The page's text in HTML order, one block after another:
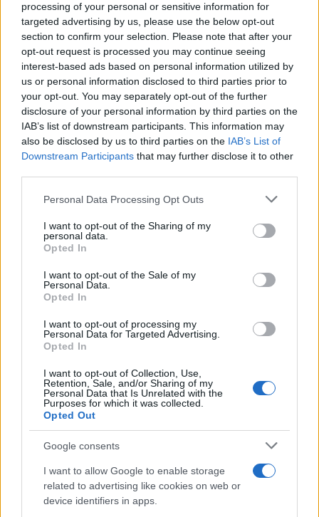
processing of your personal or sensitive information for
targeted advertising by us, please use the below opt-out
section to confirm your selection. Please note that after your
opt-out request is processed you may continue seeing
interest-based ads based on personal information utilized by
us or personal information disclosed to third parties prior to
your opt-out. You may separately opt-out of the further
disclosure of your personal information by third parties on the
IAB’s list of downstream participants. This information may
also be disclosed by us to third parties on the IAB’s List of
Downstream Participants that may further disclose it to other
Please note that this website/app uses one or more Google
not limited to your visit or usage behaviour. You may click to
grant or deny consent to Google and its third-party tags to
use your data for below specified purposes in below Google
consent section.
Personal Data Processing Opt Outs
I want to opt-out of the Sharing of my
personal data.
Opted In
I want to opt-out of the Sale of my
Personal Data.
Opted In
I want to opt-out of processing my
Personal Data for Targeted Advertising.
Opted In
I want to opt-out of Collection, Use,
Retention, Sale, and/or Sharing of my
Personal Data that Is Unrelated with the
Purposes for which it was collected.
Opted Out
Google consents
I want to allow Google to enable storage
related to advertising like cookies on web or
device identifiers in apps.
Glossario
Green New Deal:Iniziativa politica che combina
la lotta contro il cambiamento climatico con la
crescita economica.
Biodiversità:Varietà di vita presente in un
ecosistema, fondamentale per la salute del
AUTORE
AiAdhubMedia